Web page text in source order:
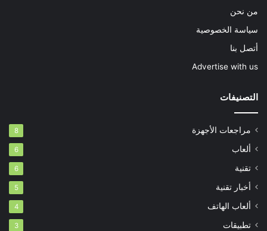
من نحن
سياسة الخصوصية
أتصل بنا
Advertise with us
التصنيفات
مراجعات الأجهزة 8
ألعاب 6
تقنية 6
أخبار تقنية 5
ألعاب الهاتف 4
تطبيقات 3